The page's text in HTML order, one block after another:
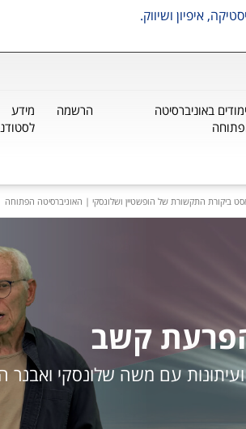
באוניברסיטה
הרשמה
מידע
ביקורת התקשורת של הופשטיין ושלונסקי | האוניברסיטה הפתוחה
קשב
עם משה שלונסקי ואבנר